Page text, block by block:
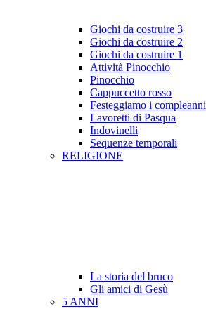
Giochi da costruire 3
Giochi da costruire 2
Giochi da costruire 1
Attività Pinocchio
Pinocchio
Cappuccetto rosso
Festeggiamo i compleanni
Lavoretti di Pasqua
Indovinelli
Sequenze temporali
RELIGIONE
La storia del bruco
Gli amici di Gesù
5 ANNI